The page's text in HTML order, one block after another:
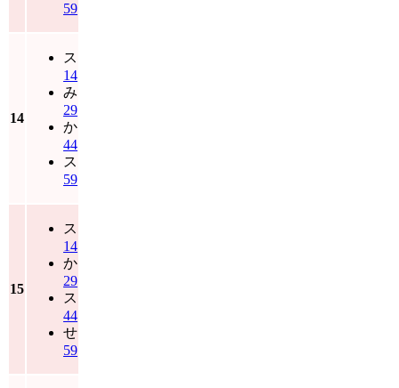
59
14
ス
14
み
29
か
44
ス
59
15
ス
14
か
29
ス
44
せ
59